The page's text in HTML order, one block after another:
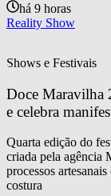
há 9 horas
Reality Show
Shows e Festivais
Doce Maravilha
e celebra
Quarta edição do
criada pela agência
processos
costura